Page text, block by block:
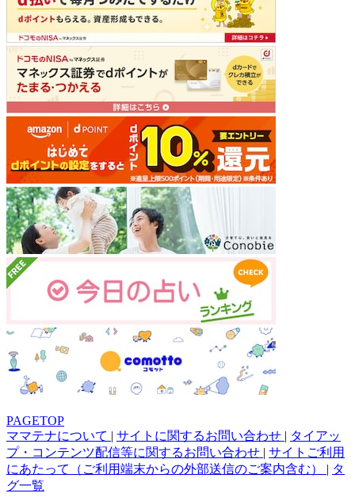
PAGETOP
ママテナについて | サイトに関するお問い合わせ | タイアッ
プ・コンテンツ配信等に関するお問い合わせ | サイトご利用
にあたって（ご利用端末からの外部送信のご案内含む） | タ
グ一覧